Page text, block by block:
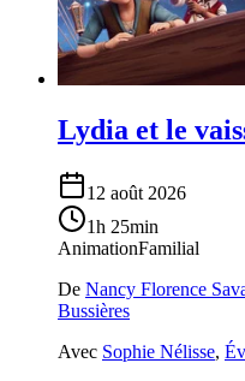
Lydia et le
12 août 2026
1h 25min
AnimationFamilial
De Nancy Florence
Bussières
Avec Sophie Nélisse,